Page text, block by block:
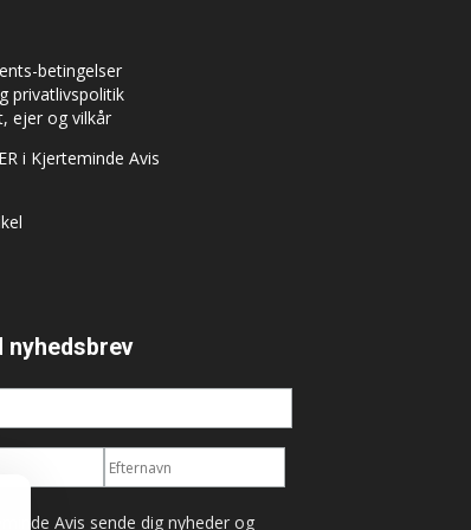
betingelser
privatlivspolitik
ejer og vilkår
i Kjerteminde Avis
nyhedsbrev
Avis sende dig nyheder og